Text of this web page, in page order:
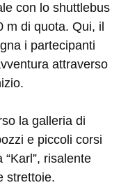
con lo shuttlebus
m di quota. Qui, il
i partecipanti
attraverso
la galleria di
e piccoli corsi
risalente
strettoie.